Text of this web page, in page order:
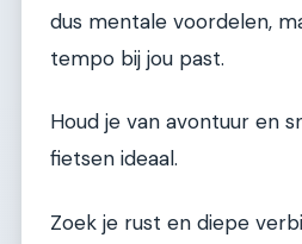
dus mentale voordelen,
tempo bij jou past.
Houd je van avontuur en
fietsen ideaal.
Zoek je rust en diepe